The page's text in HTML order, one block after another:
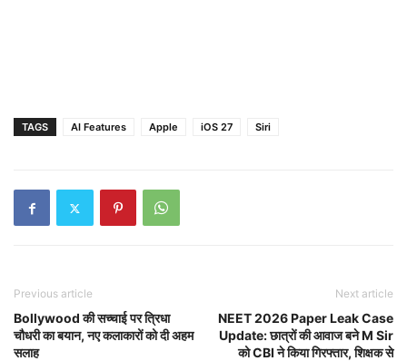
TAGS AI Features Apple iOS 27 Siri
Previous article
Bollywood की सच्चाई पर त्रिधा
चौधरी का बयान, नए कलाकारों को दी अहम
सलाह
Next article
NEET 2026 Paper Leak Case
Update: छात्रों की आवाज बने M Sir
को CBI ने किया गिरफ्तार, शिक्षक से